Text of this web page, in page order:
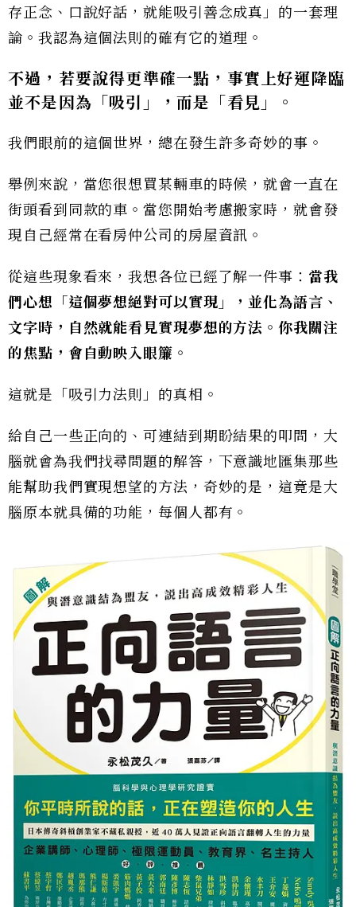
存正念、口說好話，就能吸引善念成真」的一套理
論。我認為這個法則的確有它的道理。
不過，若要說得更準確一點，事實上好運降臨
並不是因為「吸引」，而是「看見」
。
我們眼前的這個世界，總在發生許多奇妙的事。
舉例來說，當您很想買某輛車的時候，就會一直在
街頭看到同款的車。當您開始考慮搬家時，就會發
現自己經常在看房仲公司的房屋資訊。
從這些現象看來，我想各位已經了解一件事： 當我
們心想「這個夢想絕對可以實現」，並化為語言、
文字時，自然就能看見實現夢想的方法。你我關注
的焦點，會自動映入眼簾。
這就是「吸引力法則」的真相。
給自己一些正向的、可連結到期盼結果的叩問，大
腦就會為我們找尋問題的解答，下意識地匯集那些
能幫助我們實現想望的方法，奇妙的是，這竟是大
腦原本就具備的功能，每個人都有。